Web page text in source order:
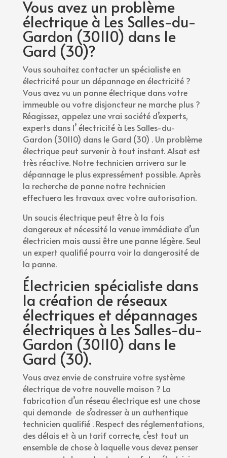
Vous avez un problème
électrique à Les Salles-du-
Gardon (30110) dans le
Gard (30)?
Vous souhaitez contacter un spécialiste en
électricité pour un dépannage en électricité ?
Vous avez vu un panne électrique dans votre
immeuble ou votre disjoncteur ne marche plus ?
Réagissez, appelez une vrai société d’experts,
experts dans l’ électricité à Les Salles-du-
Gardon (30110) dans le Gard (30) . Un problème
électrique peut survenir à tout instant. Alsat est
très réactive. Notre technicien arrivera sur le
dépannage le plus expressément possible. Après
la recherche de panne notre technicien
effectuera les travaux avec votre autorisation.
Un soucis électrique peut être à la fois
dangereux et nécessité la venue immédiate d’un
électricien mais aussi être une panne légère. Seul
un expert qualifié pourra voir la dangerosité de
la panne.
Électricien spécialiste dans
la création de réseaux
électriques et dépannages
électriques à Les Salles-du-
Gardon (30110) dans le
Gard (30).
Vous avez envie de construire votre système
électrique de votre nouvelle maison ? La
fabrication d’un réseau électrique est une chose
qui demande de s’adresser à un authentique
technicien qualifié . Respect des réglementations,
des délais et à un tarif correcte, c’est tout un
ensemble de chose à laquelle vous devez penser